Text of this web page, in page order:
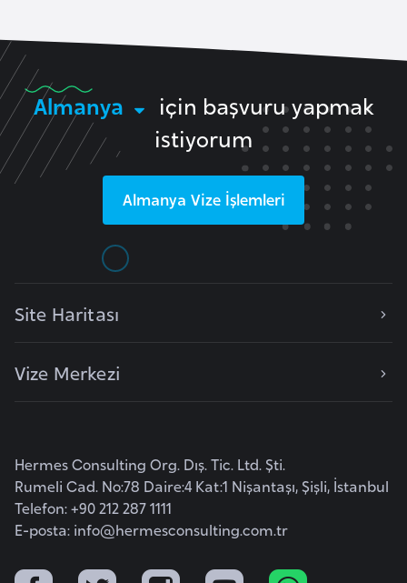
Almanya
için başvuru yapmak
istiyorum
Almanya Vize İşlemleri
Site Haritası
Vize Merkezi
Hermes Consulting Org. Dış. Tic. Ltd. Şti.
Rumeli Cad. No:78 Daire:4 Kat:1 Nişantaşı, Şişli, İstanbul
Telefon: +90 212 287 1111
E-posta: info@hermesconsulting.com.tr
g
l
t
e
r
k
r
n
d
a